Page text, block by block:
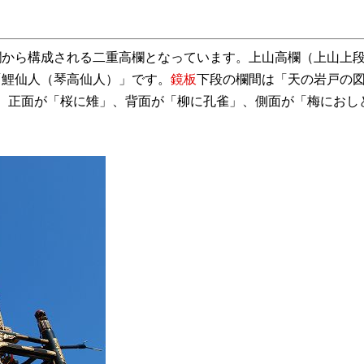
ら構成される二重高欄となっています。上山高欄（上山上
仙人（琴高仙人）」です。 鏡板下段の欄間は「天の岩戸の
面が「桜に雉」、背面が「柳に孔雀」、側面が「梅にお